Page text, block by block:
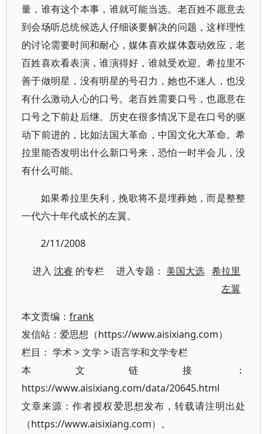
量，谁有这个本事，谁就可能当选。老百姓不愿意去
到会场听总统候选人仔细谈要解决的问题，这样理性
的讨论需要时间和耐心，媒体喜欢媒体轰动效应，老
百姓喜欢看表演，谁演得好，谁就受欢迎。希拉里不
善于做明星，没有明星的号召力，她也不迷人，也没
有什么激动人心的口号。老百姓需要口号，也愿意在
口号之下前赴后继。历史在很多情况下是在口号的驱
动下前进的，比如法国大革命，中国文化大革命。希
拉里能否发明出什么新口号来，恐怕一时半会儿，没
有什么可能。
如果希拉里失利，挽歌将不是埋葬她，而是整整
一代六十年代成长的左翼。
2/11/2008
进入沈睿 的专栏 进入专题： 美国大选 希拉里
左翼
本文责编： frank
发信站：爱思想（https://www.aisixiang.com）
栏目： 学术>文学 >语言学和文学专栏
本文链接：
https://www.aisixiang.com/data/20645.html
文章来源：作者授权爱思想发布，转载请注明出处
（https://www.aisixiang.com）。